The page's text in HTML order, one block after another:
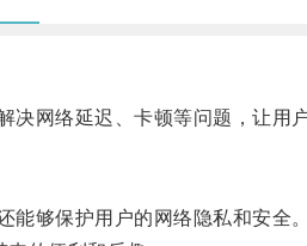
络延迟、卡顿等问题，让用
够保护用户的网络隐私和安全